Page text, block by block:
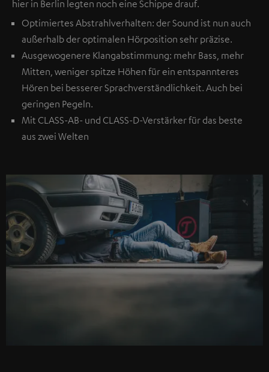
hier in Berlin legten noch eine Schippe drauf.
Optimiertes Abstrahlverhalten: der Sound ist nun auch
außerhalb der optimalen Hörposition sehr präzise.
Ausgewogenere Klangabstimmung: mehr Bass, mehr
Mitten, weniger spitze Höhen für ein entspannteres
Hören bei besserer Sprachverständlichkeit. Auch bei
geringen Pegeln.
Mit CLASS-AB- und CLASS-D-Verstärker für das beste
aus zwei Welten